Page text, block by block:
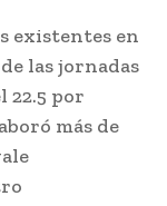
existentes en
las jornadas
22.5 por
más de